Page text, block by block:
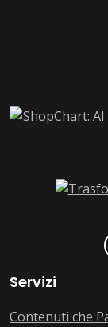
Servizi
Contenuti che